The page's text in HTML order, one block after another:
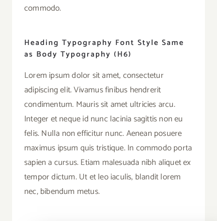
commodo.
Heading Typography Font Style Same
as Body Typography (H6)
Lorem ipsum dolor sit amet, consectetur
adipiscing elit. Vivamus finibus hendrerit
condimentum. Mauris sit amet ultricies arcu.
Integer et neque id nunc lacinia sagittis non eu
felis. Nulla non efficitur nunc. Aenean posuere
maximus ipsum quis tristique. In commodo porta
sapien a cursus. Etiam malesuada nibh aliquet ex
tempor dictum. Ut et leo iaculis, blandit lorem
nec, bibendum metus.